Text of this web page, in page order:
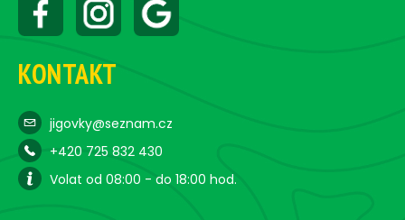
KONTAKT
jigovky@seznam.cz
+420 725 832 430
Volat od 08:00 - do 18:00 hod.